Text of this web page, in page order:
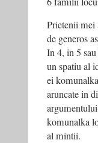
Prietenii mei
de generos
In 4, in 5
un spatiu al
ei
aruncate in
komunalka
al mintii.